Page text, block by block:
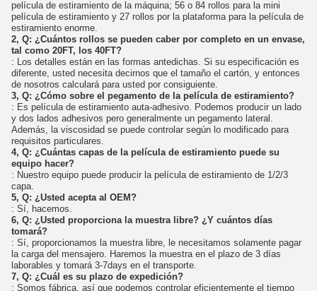
película de estiramiento de la máquina; 56 o 84 rollos para la mini
película de estiramiento y 27 rollos por la plataforma para la película de
estiramiento enorme.
2, Q: ¿Cuántos rollos se pueden caber por completo en un envase,
tal como 20FT, los 40FT?
: Los detalles están en las formas antedichas. Si su especificación es
diferente, usted necesita decirnos que el tamaño el cartón, y entonces
de nosotros calculará para usted por consiguiente.
3, Q: ¿Cómo sobre el pegamento de la película de estiramiento?
: Es película de estiramiento auta-adhesivo. Podemos producir un lado
y dos lados adhesivos pero generalmente un pegamento lateral.
Además, la viscosidad se puede controlar según lo modificado para
requisitos particulares.
4, Q: ¿Cuántas capas de la película de estiramiento puede su
equipo hacer?
: Nuestro equipo puede producir la película de estiramiento de 1/2/3
capa.
5, Q: ¿Usted acepta al OEM?
: Sí, hacemos.
6, Q: ¿Usted proporciona la muestra libre? ¿Y cuántos días
tomará?
: Sí, proporcionamos la muestra libre, le necesitamos solamente pagar
la carga del mensajero. Haremos la muestra en el plazo de 3 días
laborables y tomará 3-7days en el transporte.
7, Q: ¿Cuál es su plazo de expedición?
: Somos fábrica, así que podemos controlar eficientemente el tiempo